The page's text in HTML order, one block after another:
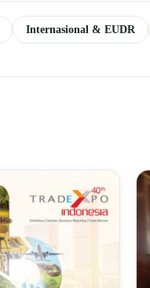
Internasional & EUDR